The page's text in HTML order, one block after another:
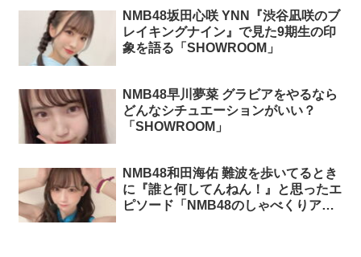
NMB48坂田心咲 YNN『渋谷凪咲のブ
レイキングナイン』で見た9期生の印
象を語る「SHOWROOM」
NMB48早川夢菜 グラビアをやるなら
どんなシチュエーションがいい？
「SHOWROOM」
NMB48和田海佑 難波を歩いてるとき
に『誰と何してんねん！』と思ったエ
ピソード「NMB48のしゃべくりアワ